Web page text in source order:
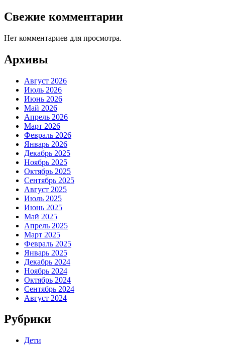
Свежие комментарии
Нет комментариев для просмотра.
Архивы
Август 2026
Июль 2026
Июнь 2026
Май 2026
Апрель 2026
Март 2026
Февраль 2026
Январь 2026
Декабрь 2025
Ноябрь 2025
Октябрь 2025
Сентябрь 2025
Август 2025
Июль 2025
Июнь 2025
Май 2025
Апрель 2025
Март 2025
Февраль 2025
Январь 2025
Декабрь 2024
Ноябрь 2024
Октябрь 2024
Сентябрь 2024
Август 2024
Рубрики
Дети